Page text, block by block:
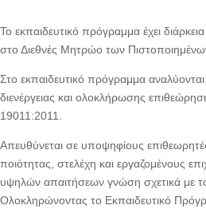
Το εκπαιδευτικό πρόγραμμα έχει
στο Διεθνές Μητρώο των
Στο εκπαιδευτικό πρόγραμμα
διενέργειας και ολοκλήρωσης
19011:2011.
Απευθύνεται σε υποψηφίους
ποιότητας, στελέχη και εργαζομένους
υψηλών απαιτήσεων γνώση σχετικά με
Ολοκληρώνοντας το Εκπαιδευτικό